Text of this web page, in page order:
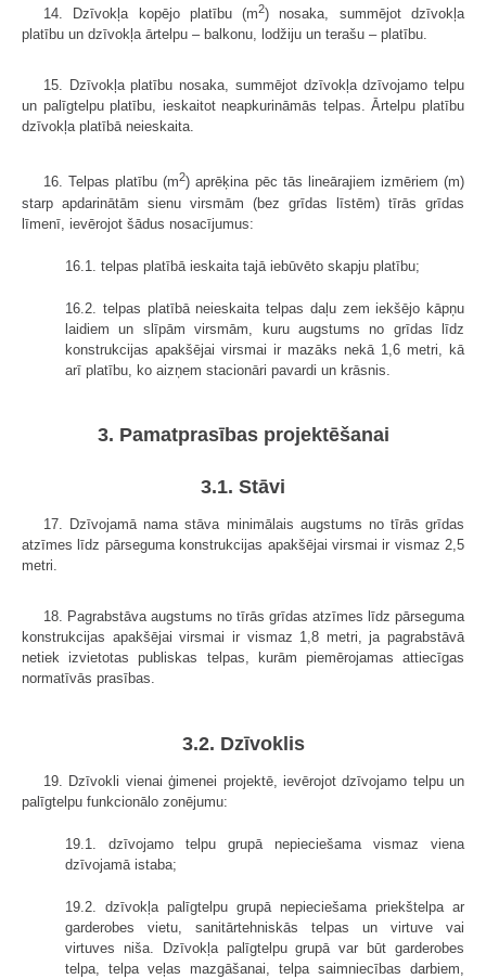
14. Dzīvokļa kopējo platību (m2) nosaka, summējot dzīvokļa
platību un dzīvokļa ārtelpu – balkonu, lodžiju un terašu – platību.
15. Dzīvokļa platību nosaka, summējot dzīvokļa dzīvojamo telpu
un palīgtelpu platību, ieskaitot neapkurināmās telpas. Ārtelpu platību
dzīvokļa platībā neieskaita.
16. Telpas platību (m2) aprēķina pēc tās lineārajiem izmēriem (m)
starp apdarinātām sienu virsmām (bez grīdas līstēm) tīrās grīdas
līmenī, ievērojot šādus nosacījumus:
16.1. telpas platībā ieskaita tajā iebūvēto skapju platību;
16.2. telpas platībā neieskaita telpas daļu zem iekšējo kāpņu
laidiem un slīpām virsmām, kuru augstums no grīdas līdz
konstrukcijas apakšējai virsmai ir mazāks nekā 1,6 metri, kā
arī platību, ko aizņem stacionāri pavardi un krāsnis.
3. Pamatprasības projektēšanai
3.1. Stāvi
17. Dzīvojamā nama stāva minimālais augstums no tīrās grīdas
atzīmes līdz pārseguma konstrukcijas apakšējai virsmai ir vismaz 2,5
metri.
18. Pagrabstāva augstums no tīrās grīdas atzīmes līdz pārseguma
konstrukcijas apakšējai virsmai ir vismaz 1,8 metri, ja pagrabstāvā
netiek izvietotas publiskas telpas, kurām piemērojamas attiecīgas
normatīvās prasības.
3.2. Dzīvoklis
19. Dzīvokli vienai ģimenei projektē, ievērojot dzīvojamo telpu un
palīgtelpu funkcionālo zonējumu:
19.1. dzīvojamo telpu grupā nepieciešama vismaz viena
dzīvojamā istaba;
19.2. dzīvokļa palīgtelpu grupā nepieciešama priekštelpa ar
garderobes vietu, sanitārtehniskās telpas un virtuve vai
virtuves niša. Dzīvokļa palīgtelpu grupā var būt garderobes
telpa, telpa veļas mazgāšanai, telpa saimniecības darbiem,